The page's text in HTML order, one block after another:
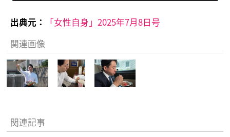
出典元：
「女性自身」2025年7月8日号
関連画像
関連記事